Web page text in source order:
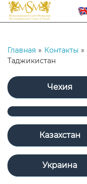
Главная » Контакты »
Таджикистан
Чехия
Казахстан
Украина